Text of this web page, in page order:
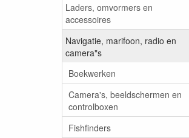
Laders, omvormers en
accessoires
Navigatie, marifoon, radio en
camera"s
Boekwerken
Camera's, beeldschermen en
controlboxen
Fishfinders